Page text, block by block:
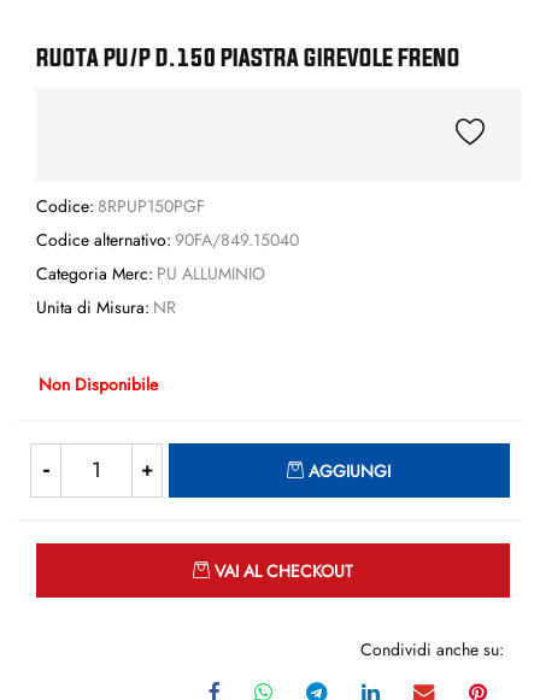
RUOTA PU/P D.150 PIASTRA GIREVOLE FRENO
Codice: 8RPUP150PGF
Codice alternativo: 90FA/849.15040
Categoria Merc: PU ALLUMINIO
Unita di Misura: NR
Non Disponibile
AGGIUNGI
VAI AL CHECKOUT
Condividi anche su: